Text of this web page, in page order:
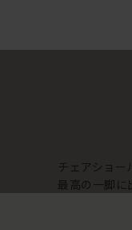
チェアショ
最高の一脚